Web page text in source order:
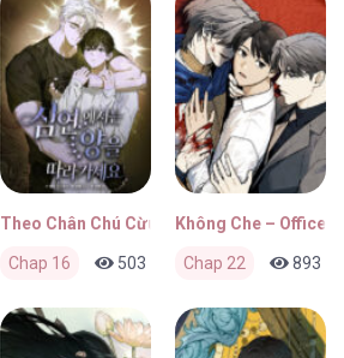
0 1 tháng trước
Theo Chân Chú Cừu Trong Vực Thẳm
Chap 16 503 1 1 tháng trước
Không Che – Office
Chap 22 893